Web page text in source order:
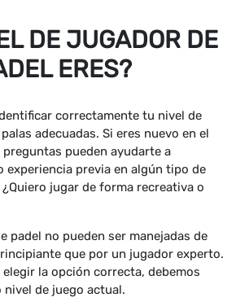
DE JUGADOR DE
ERES?
correctamente tu nivel de
adecuadas. Si eres nuevo en el
pueden ayudarte a
experiencia previa en algún tipo de
jugar de forma recreativa o
padel no pueden ser manejadas de
que por un jugador experto.
elegir la opción correcta, debemos
de juego actual.